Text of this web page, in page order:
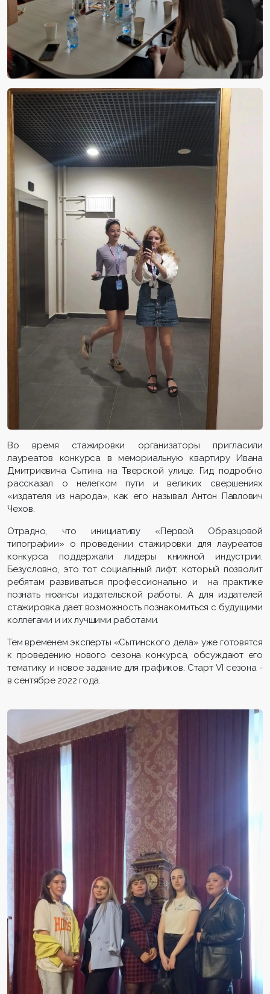
Во время стажировки организаторы пригласили
лауреатов конкурса в мемориальную квартиру Ивана
Дмитриевича Сытина на Тверской улице. Гид подробно
рассказал о нелегком пути и великих свершениях
«издателя из народа», как его называл Антон Павлович
Чехов.
Отрадно, что инициативу «Первой Образцовой
типографии» о проведении стажировки для лауреатов
конкурса поддержали лидеры книжной индустрии.
Безусловно, это тот социальный лифт, который позволит
ребятам развиваться профессионально и на практике
познать нюансы издательской работы. А для издателей
стажировка дает возможность познакомиться с будущими
коллегами и их лучшими работами.
Тем временем эксперты «Сытинского дела» уже готовятся
к проведению нового сезона конкурса, обсуждают его
тематику и новое задание для графиков. Старт VI сезона -
в сентябре 2022 года.